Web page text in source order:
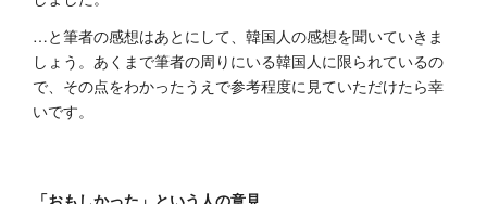
…と筆者の感想はあとにして、韓国人の感想を聞いていきま
しょう。あくまで筆者の周りにいる韓国人に限られているの
で、その点をわかったうえで参考程度に見ていただけたら幸
いです。
「おもしかった」という人の意見